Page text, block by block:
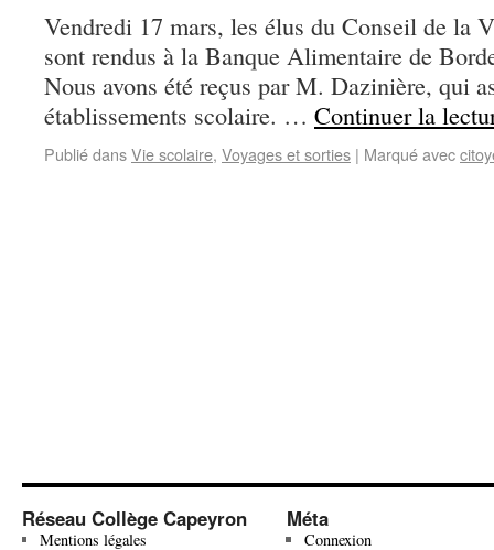
Vendredi 17 mars, les élus du Conseil de la
sont rendus à la Banque Alimentaire de
Nous avons été reçus par M. Dazinière, qui
établissements scolaire. … Continuer la
Publié dansVie scolaire, Voyages et sorties | Marqué avec
Réseau Collège Capeyron
Mentions légales
Méta
Connexion